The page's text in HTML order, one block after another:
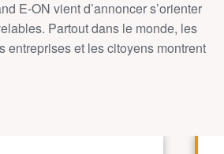
E-ON vient d’annoncer s’orienter
Partout dans le monde, les
entreprises et les citoyens montrent